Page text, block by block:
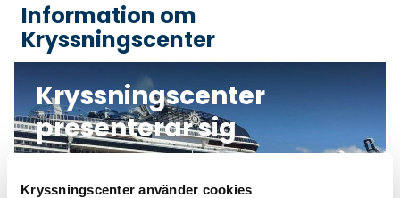
Kryssningscenter använder cookies
Information om
Kryssningscenter
Kryssningscenter
presenterar sig